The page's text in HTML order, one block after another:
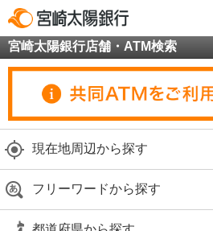
宮崎太陽銀行店舗・ATM検索
現在地周辺から探す
フリーワードから探す